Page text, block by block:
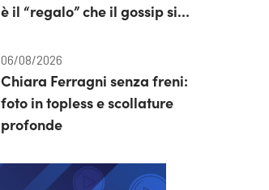
è il “regalo” che il gossip si
06/08/2026
Chiara Ferragni senza freni:
foto in topless e scollature
profonde